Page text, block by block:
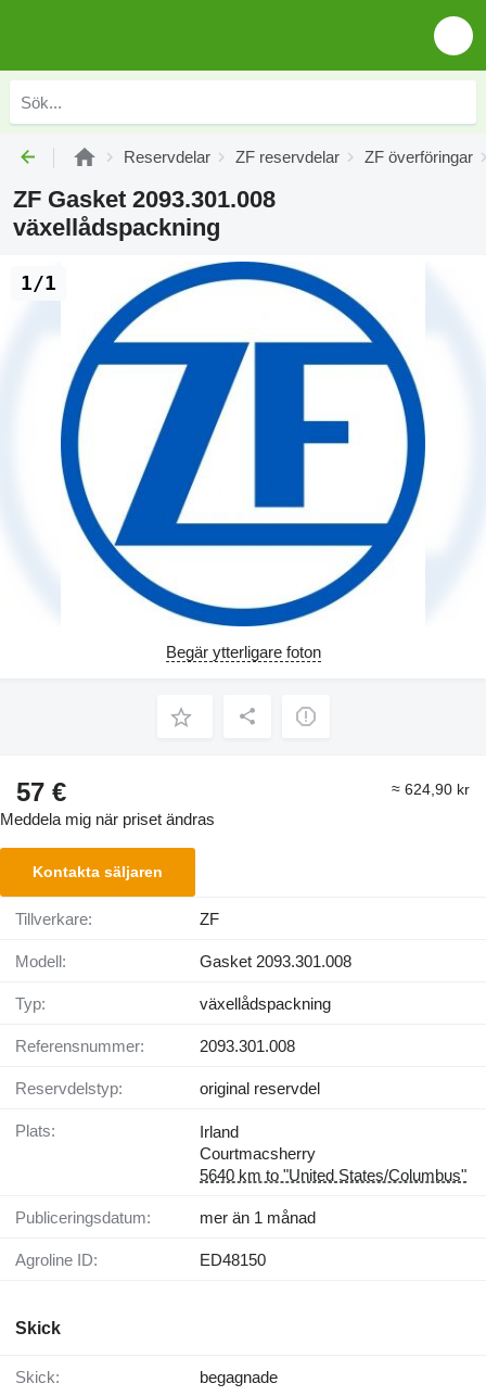
Reservdelar ZF reservdelar ZF överföringar
ZF Gasket 2093.301.008
växellådspackning
1/1
Begär ytterligare foton
57 € ≈ 624,90 kr
Meddela mig när priset ändras
Kontakta säljaren
Tillverkare: ZF
Modell: Gasket 2093.301.008
Typ: växellådspackning
Referensnummer: 2093.301.008
Reservdelstyp: original reservdel
Plats:
Irland
Courtmacsherry
5640 km to "United States/Columbus"
Publiceringsdatum: mer än 1 månad
Agroline ID: ED48150
Skick
Skick: begagnade